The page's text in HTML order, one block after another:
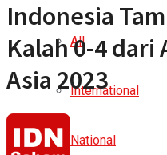
All
International
National
Indonesia
Kalah 0-4 dari
Asia 2023